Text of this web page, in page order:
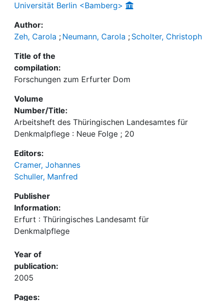
Universität Berlin <Bamberg>
Author:
Zeh, Carola ; Neumann, Carola ; Scholter, Christoph
Title of the
compilation:
Forschungen zum Erfurter Dom
Volume
Number/Title:
Arbeitsheft des Thüringischen Landesamtes für
Denkmalpflege : Neue Folge ; 20
Editors:
Cramer, Johannes
Schuller, Manfred
Publisher
Information:
Erfurt : Thüringisches Landesamt für
Denkmalpflege
Year of
publication:
2005
Pages: